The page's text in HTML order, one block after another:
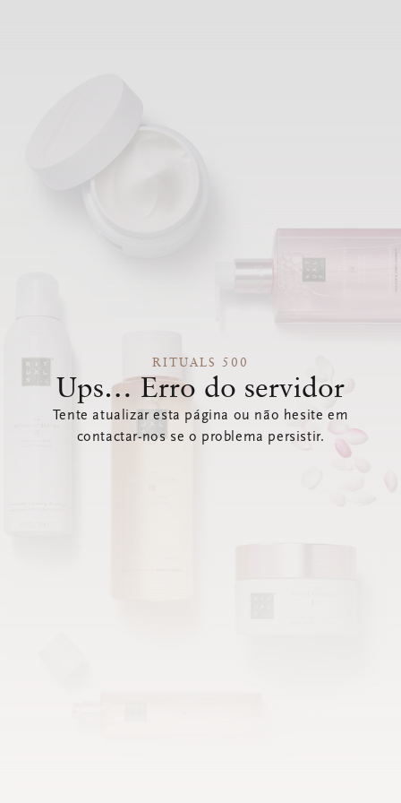
RITUALS 500
Ups… Erro do servidor
Tente atualizar esta página ou não hesite em
contactar-nos se o problema persistir.